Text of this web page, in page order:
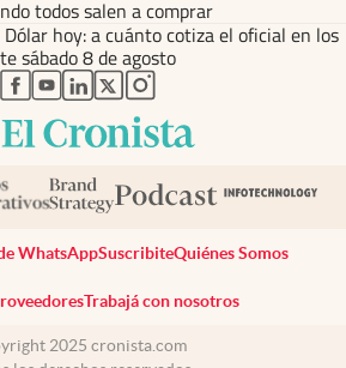
todos salen a comprar
Dólar hoy: a cuánto cotiza el oficial en los
sábado 8 de agosto
abre en nueva pestaña
abre en nueva pestaña
abre en nueva pestaña
abre en nueva pestaña
abre en nueva pestaña
WhatsAppSuscribiteQuiénes Somos
Trabajá con nosotros
2025 cronista.com